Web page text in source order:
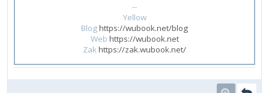
--
Yellow
Bloghttps://wubook.net/blog
Web https://wubook.net
Zakhttps://zak.wubook.net/